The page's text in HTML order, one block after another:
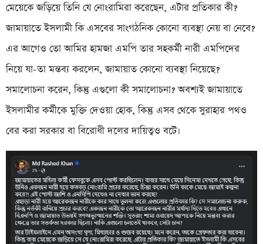
মেয়েকে জড়িয়ে তিনি যে নোংরামিরা করেছেন, এটার প্রতিকার কী?
জামায়াতে ইসলামী কি এসবের সাংগঠনিক কোনো ব্যবস্থা নেয় বা নেবে?
এর আগেও তো আমির হামজা এমপি তার সহকর্মী নারী এমপিদের
নিয়ে যা-তা মন্তব্য করলেন, জামায়াত কোনো ব্যবস্থা নিয়েছে?
সমালোচনা করেন, কিন্তু এগুলো কী সমালোচনা? অবশ্যই জামায়াতে
ইসলামীর কর্মীকে মুক্তি দেওয়া হোক, কিন্তু এসব থেকে সুরাহার পথও
বের করা সরকার বা বিরোধী দলের দায়িত্বও বটে।